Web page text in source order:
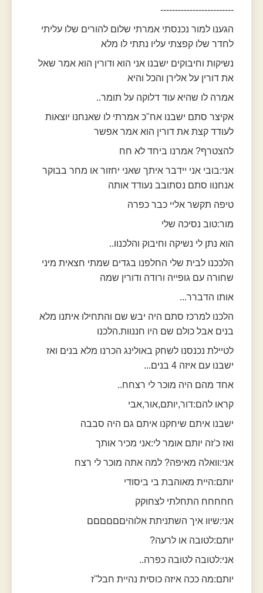
-------------------------
הגענו למור נכנסתי אמרתי שלום להורים שלו עליתי
לחדר שלו קפצתי עליו נתתי לו מלא
נשיקות וחיבוקים ישבנו אני הוא ודורין הוא אמר שאל
את דורין על אלירן והכל והיא
אמרה לו שהיא עוד דלוקה על תומר..
אקיצר סתם ישבנו אח"כ אמרתי לו שאנחנו יוצאות
לעודד קצת את דורין הוא אמר אפשר
להצטרף? אמרנו ביחד לא חח
אני:בובי אני יידבר איתך שאני יחזור או מחר בבוקר
אנחנוו סתם נסתובב נעודד אותה
טיפה תקשר אליי כבר כפרה
מור:טוב נסיכה שלי
הוא נתן לי נשיקה וחיבוק והלכנוו..
הלככנו לבית שלי החלפנו בגדים שמתי חצאית מיני
שחורה עם גופייה ורודה ודורין שמה
אותו הדברר...
הלכנו למרכז סתם היה יבש שם והתחילו איתנו מלא
בנים אבל כולם שם היו חננוות.הלכנו
לטיילת נכנסנו לשחק באולינג הכרנו מלא בנים ואז
ישבנו עם איזה 4 בנים...
אחד מהם היה מוכר לי רצחח..
קראו להם:דור,יותם,אור,אבי
ישבנו איתם שיחקנו איתם גם היה סבבה
ואז כ'זה יותם אומר לי:אני מכיר אותך
אני:וואלה מאיפה? למה אתה מוכר לי רצח
יותם:היית מאוהבת בי ביסודי
חחחחח התחלתי לצחוקק
אני:שיוו איך השתניתת אלוהיםםםםםם
יותם:לטובה או לרעה?
אני:לטובה לטובה כפרה..
יותם:מה ככה איזה כוסית נהיית חבל"ז